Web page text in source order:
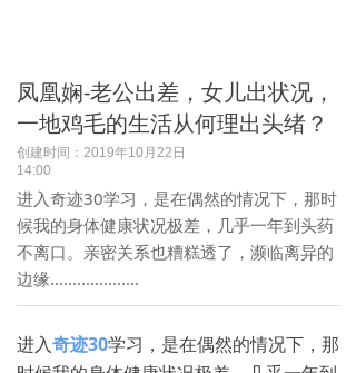
凤凰娴-老公出差，女儿出状况，
一地鸡毛的生活从何理出头绪？
创建时间： 2019年10月22日
14:00
进入奇迹30学习，是在偶然的情况下，那时
候我的身体健康状况极差，几乎一年到头药
不离口。亲密关系也糟糕透了，濒临离异的
边缘....................
进入奇迹30学习，是在偶然的情况下，那